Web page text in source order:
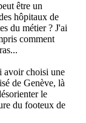
être un
hôpitaux de
du métier ? J'ai
comment
avoir choisi une
de Genève, là
le
du footeux de